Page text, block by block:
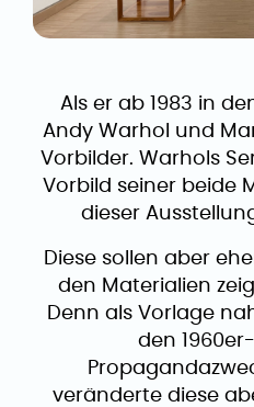
Als er ab 1983 in
Andy Warhol und
Vorbilder. Warhols
Vorbild seiner beide
dieser
Diese sollen aber
den Materialien
Denn als Vorlage
den
veränderte diese